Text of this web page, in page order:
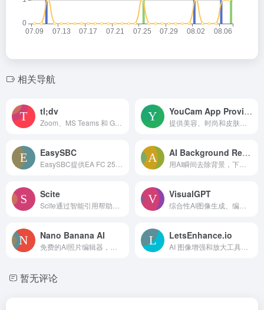
相关导航
tl;dv YouCam App Provider
EasySBC AI Background Remove
Scite VisualGPT
Nano Banana AI LetsEnhance.io
暂无评论